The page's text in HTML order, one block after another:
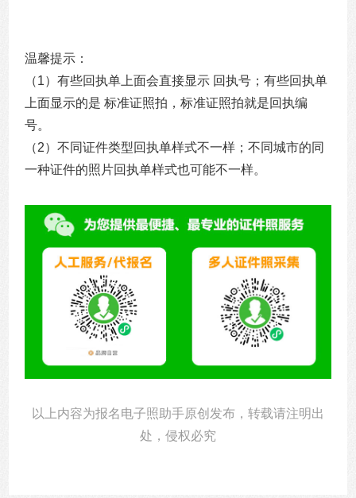
温馨提示：
（1）有些回执单上面会直接显示 回执号；有些回执单
上面显示的是 标准证照拍，标准证照拍就是回执编
号。
（2）不同证件类型回执单样式不一样；不同城市的同
一种证件的照片回执单样式也可能不一样。
以上内容为报名电子照助手原创发布，转载请注明出
处，侵权必究